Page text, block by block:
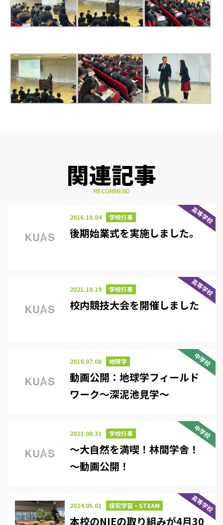
関連記事
RECOMMEND
高等学校
2016.10.04 学校行事
後期始業式を実施しました。
高等学校
2021.10.19 学校行事
校内競技大会を開催しました
中学校
2019.07.08 地球学
動画公開：地球学フィールド
ワーク～深泥池見学～
中学校
2021.08.31 学校行事
～大自然を満喫！林間学舎！
～動画公開！
高等学校
2024.05.01 探究学習・STEAM
本校のNIEの取り組みが4月30